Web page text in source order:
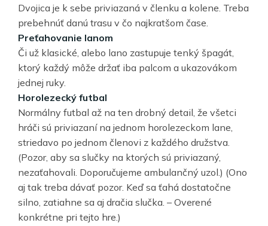
Dvojica je k sebe priviazaná v členku a kolene. Treba
prebehnúť danú trasu v čo najkratšom čase.
Preťahovanie lanom
Či už klasické, alebo lano zastupuje tenký špagát,
ktorý každý môže držať iba palcom a ukazovákom
jednej ruky.
Horolezecký futbal
Normálny futbal až na ten drobný detail, že všetci
hráči sú priviazaní na jednom horolezeckom lane,
striedavo po jednom členovi z každého družstva.
(Pozor, aby sa slučky na ktorých sú priviazaný,
nezaťahovali. Doporučujeme ambulančný uzol.) (Ono
aj tak treba dávať pozor. Keď sa ťahá dostatočne
silno, zatiahne sa aj dračia slučka. – Overené
konkrétne pri tejto hre.)